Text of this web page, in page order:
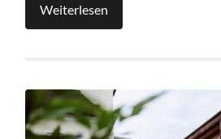
Weiterlesen